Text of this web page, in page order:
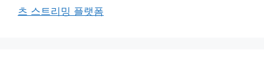
츠 스트리밍 플랫폼